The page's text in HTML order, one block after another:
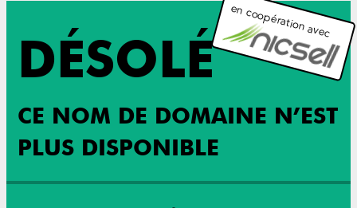
DÉSOLÉ
CE NOM DE DOMAINE N’EST
PLUS DISPONIBLE
en coopération avec